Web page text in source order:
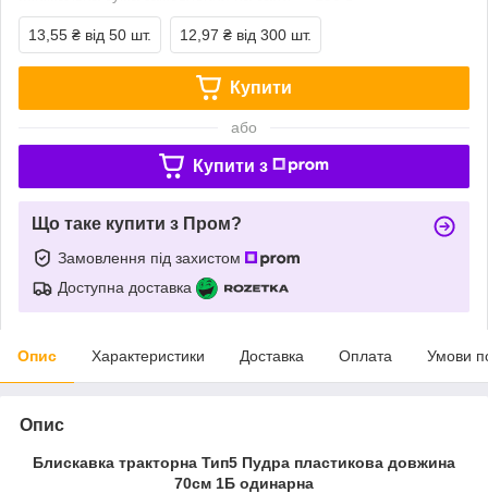
13,55 ₴ від 50 шт. 12,97 ₴ від 300 шт.
Купити
або
Купити з
Що таке купити з Пром?
Замовлення під захистом
Доступна доставка
Опис Характеристики Доставка Оплата Умови
Опис
Блискавка тракторна Тип5 Пудра пластикова довжина
70см 1Б одинарна